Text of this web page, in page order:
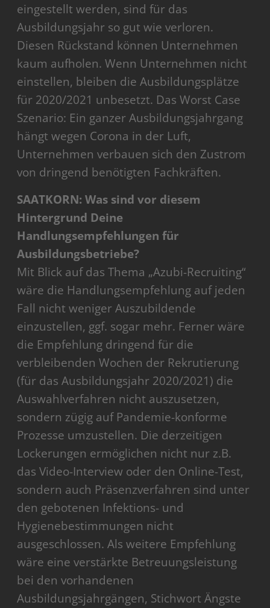
eingestellt werden, sind für das
Ausbildungsjahr so gut wie verloren.
Diesen Rückstand können Unternehmen
kaum aufholen. Wenn Unternehmen nicht
einstellen, bleiben die Ausbildungsplätze
für 2020/2021 unbesetzt. Das Worst Case
Szenario: Ein ganzer Ausbildungsjahrgang
hängt wegen Corona in der Luft,
Unternehmen verbauen sich den Zustrom
von dringend benötigten Fachkräften.
SAATKORN: Was sind vor diesem
Hintergrund Deine
Handlungsempfehlungen für
Ausbildungsbetriebe?
Mit Blick auf das Thema „Azubi-Recruiting“
wäre die Handlungsempfehlung auf jeden
Fall nicht weniger Auszubildende
einzustellen, ggf. sogar mehr. Ferner wäre
die Empfehlung dringend für die
verbleibenden Wochen der Rekrutierung
(für das Ausbildungsjahr 2020/2021) die
Auswahlverfahren nicht auszusetzen,
sondern zügig auf Pandemie-konforme
Prozesse umzustellen. Die derzeitigen
Lockerungen ermöglichen nicht nur z.B.
das Video-Interview oder den Online-Test,
sondern auch Präsenzverfahren sind unter
den gebotenen Infektions- und
Hygienebestimmungen nicht
ausgeschlossen. Als weitere Empfehlung
wäre eine verstärkte Betreuungsleistung
bei den vorhandenen
Ausbildungsjahrgängen, Stichwort Ängste